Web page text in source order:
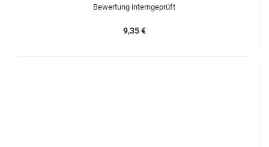
Bewertung interngeprüft
9,35 €